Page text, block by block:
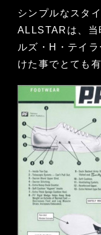
シンプルなスタ
ALLSTARは、当
ルズ・H・テイ
けた事でとても有